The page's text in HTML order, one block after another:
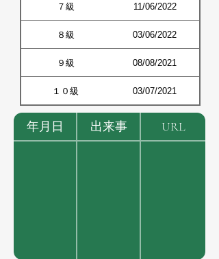
７級 11/06/2022
８級 03/06/2022
９級 08/08/2021
１０級 03/07/2021
年月日 出来事 URL